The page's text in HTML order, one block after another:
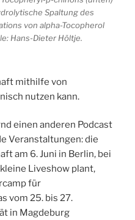
Spaltung des
von alpha-Tocopherol
Hans-Dieter Höltje.
mithilfe von
nutzen kann.
einen anderen Podcast
Veranstaltungen: die
am 6. Juni in Berlin, bei
Liveshow plant,
für
vom 25. bis 27.
in Magdeburg